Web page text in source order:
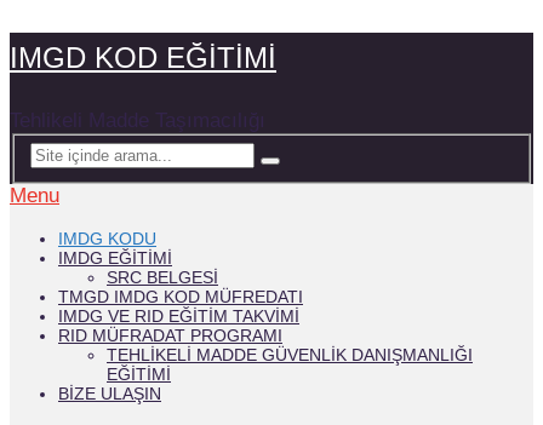
IMGD KOD EĞİTİMİ
Tehlikeli Madde Taşımacılığı
Menu
IMDG KODU
IMDG EĞITIMI
SRC BELGESI
TMGD IMDG KOD MÜFREDATI
IMDG VE RID EĞİTİM TAKVİMİ
RID MÜFRADAT PROGRAMI
TEHLIKELI MADDE GÜVENLIK DANIŞMANLIĞI
EĞITIMI
BIZE ULAŞIN